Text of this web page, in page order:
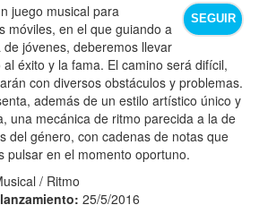
SEGUIR
juego musical para
móviles, en el que guiando a
de jóvenes, deberemos llevar
éxito y la fama. El camino será difícil,
con diversos obstáculos y problemas.
además de un estilo artístico único y
una mecánica de ritmo parecida a la de
del género, con cadenas de notas que
pulsar en el momento oportuno.
/ Ritmo
25/5/2016